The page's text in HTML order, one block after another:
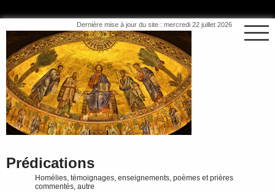
Dernière mise à jour du site : mercredi 22 juillet 2026
Prédications
Homélies, témoignages, enseignements, poèmes et prières
commentés, autre